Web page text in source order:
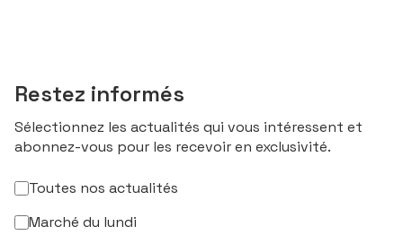
Restez informés
Sélectionnez les actualités qui vous intéressent et
abonnez-vous pour les recevoir en exclusivité.
Toutes nos actualités
Marché du lundi